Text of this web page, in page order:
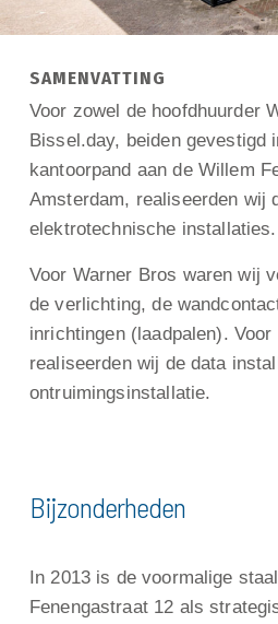
SAMENVATTING
Voor zowel de hoofdhuurder
Bissel.day, beiden gevestigd
kantoorpand aan de Willem
Amsterdam, realiseerden wij
elektrotechnische installaties.
Voor Warner Bros waren wij
de verlichting, de
inrichtingen (laadpalen).
realiseerden wij de data
ontruimingsinstallatie.
Bijzonderheden
In 2013 is de voormalige
Fenengastraat 12 als